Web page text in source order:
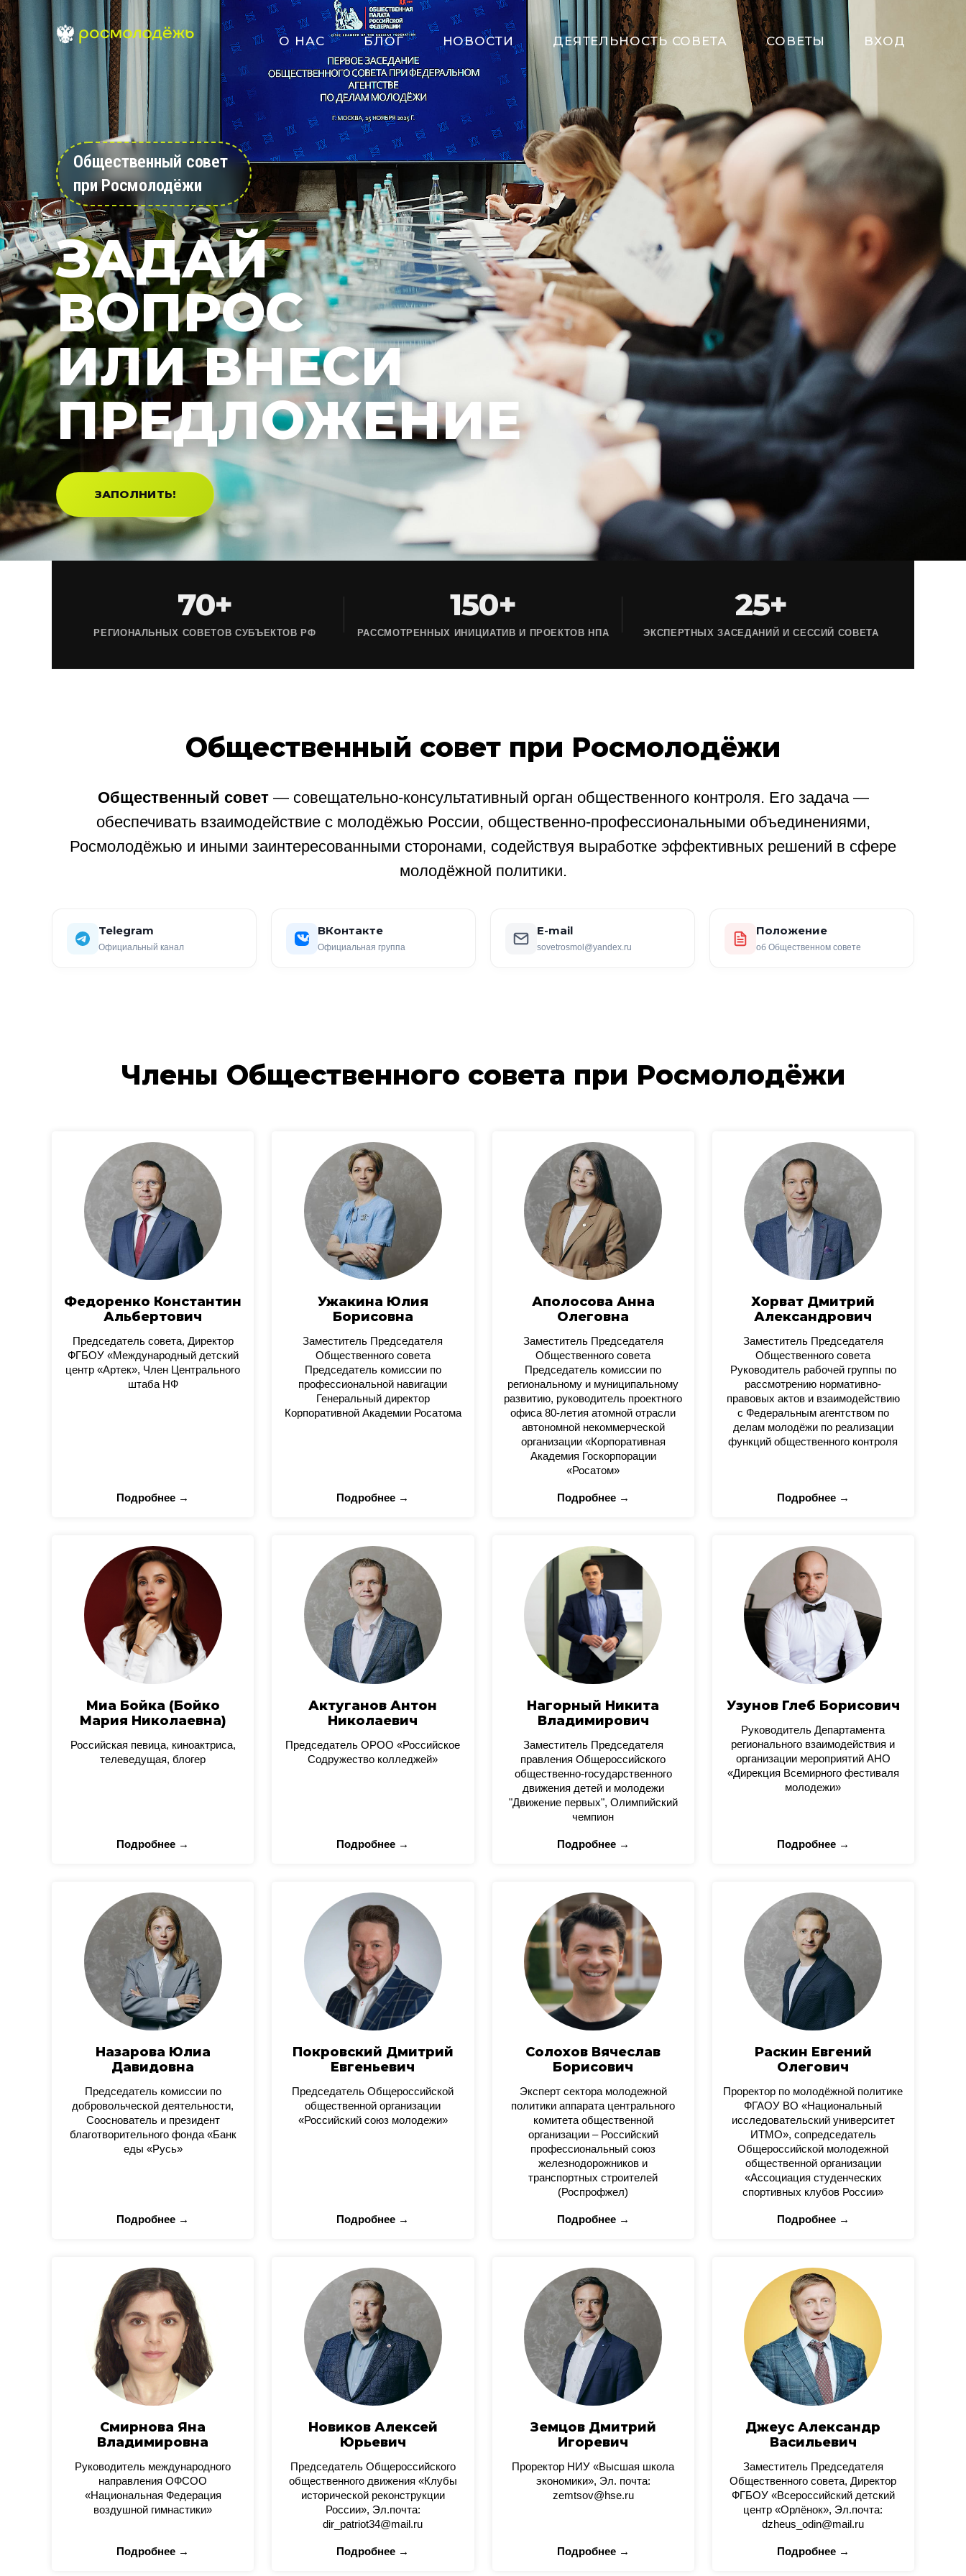
О НАС БЛОГ НОВОСТИ ДЕЯТЕЛЬНОСТЬ СОВЕТА СОВЕТЫ ВХОД
Общественный совет
при Росмолодёжи
ЗАДАЙ
ВОПРОС
ИЛИ ВНЕСИ
ПРЕДЛОЖЕНИЕ
ЗАПОЛНИТЬ!
70+
РЕГИОНАЛЬНЫХ СОВЕТОВ СУБЪЕКТОВ РФ
150+
РАССМОТРЕННЫХ ИНИЦИАТИВ И ПРОЕКТОВ НПА
25+
ЭКСПЕРТНЫХ ЗАСЕДАНИЙ И СЕССИЙ СОВЕТА
Общественный совет при Росмолодёжи
Общественный совет— совещательно-консультативный орган общественного контроля. Его задача —
обеспечивать взаимодействие с молодёжью России, общественно-профессиональными объединениями,
Росмолодёжью и иными заинтересованными сторонами, содействуя выработке эффективных решений в сфере
молодёжной политики.
Telegram
Официальный канал
ВКонтакте
Официальная группа
E-mail
sovetrosmol@yandex.ru
Положение
об Общественном совете
Члены Общественного совета при Росмолодёжи
Федоренко Константин
Альбертович
Председатель совета, Директор
ФГБОУ «Международный детский
центр «Артек», Член Центрального
штаба НФ
Подробнее →
Ужакина Юлия
Борисовна
Заместитель Председателя
Общественного совета
Председатель комиссии по
профессиональной навигации
Генеральный директор
Корпоративной Академии Росатома
Подробнее →
Аполосова Анна
Олеговна
Заместитель Председателя
Общественного совета
Председатель комиссии по
региональному и муниципальному
развитию, руководитель проектного
офиса 80-летия атомной отрасли
автономной некоммерческой
организации «Корпоративная
Академия Госкорпорации
«Росатом»
Подробнее →
Хорват Дмитрий
Александрович
Заместитель Председателя
Общественного совета
Руководитель рабочей группы по
рассмотрению нормативно-
правовых актов и взаимодействию
с Федеральным агентством по
делам молодёжи по реализации
функций общественного контроля
Подробнее →
Миа Бойка (Бойко
Мария Николаевна)
Российская певица, киноактриса,
телеведущая, блогер
Подробнее →
Актуганов Антон
Николаевич
Председатель ОРОО «Российское
Содружество колледжей»
Подробнее →
Нагорный Никита
Владимирович
Заместитель Председателя
правления Общероссийского
общественно-государственного
движения детей и молодежи
"Движение первых", Олимпийский
чемпион
Подробнее →
Узунов Глеб Борисович
Руководитель Департамента
регионального взаимодействия и
организации мероприятий АНО
«Дирекция Всемирного фестиваля
молодежи»
Подробнее →
Назарова Юлиа
Давидовна
Председатель комиссии по
добровольческой деятельности,
Сооснователь и президент
благотворительного фонда «Банк
еды «Русь»
Подробнее →
Покровский Дмитрий
Евгеньевич
Председатель Общероссийской
общественной организации
«Российский союз молодежи»
Подробнее →
Солохов Вячеслав
Борисович
Эксперт сектора молодежной
политики аппарата центрального
комитета общественной
организации – Российский
профессиональный союз
железнодорожников и
транспортных строителей
(Роспрофжел)
Подробнее →
Раскин Евгений
Олегович
Проректор по молодёжной политике
ФГАОУ ВО «Национальный
исследовательский университет
ИТМО», сопредседатель
Общероссийской молодежной
общественной организации
«Ассоциация студенческих
спортивных клубов России»
Подробнее →
Смирнова Яна
Владимировна
Руководитель международного
направления ОФСОО
«Национальная Федерация
воздушной гимнастики»
Подробнее →
Новиков Алексей
Юрьевич
Председатель Общероссийского
общественного движения «Клубы
исторической реконструкции
России», Эл.почта:
dir_patriot34@mail.ru
Подробнее →
Земцов Дмитрий
Игоревич
Проректор НИУ «Высшая школа
экономики», Эл. почта:
zemtsov@hse.ru
Подробнее →
Джеус Александр
Васильевич
Заместитель Председателя
Общественного совета, Директор
ФГБОУ «Всероссийский детский
центр «Орлёнок», Эл.почта:
dzheus_odin@mail.ru
Подробнее →